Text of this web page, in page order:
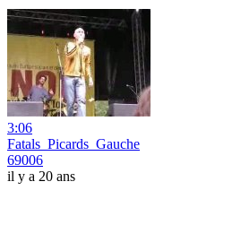
3:06
Fatals_Picards_Gauche
69006
il y a 20 ans